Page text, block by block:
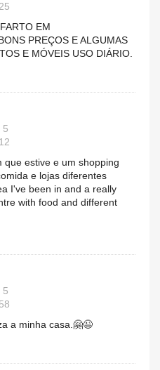
EM
PREÇOS E ALGUMAS
E MÓVEIS USO DIÁRIO.
5
que estive e um shopping
e lojas diferentes
I've been in and a really
with food and different
5
a minha casa.🤗😉